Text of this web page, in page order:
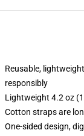
Reusable,
responsibly
Lightweight 4.2 oz
Cotton straps are
One-sided design,